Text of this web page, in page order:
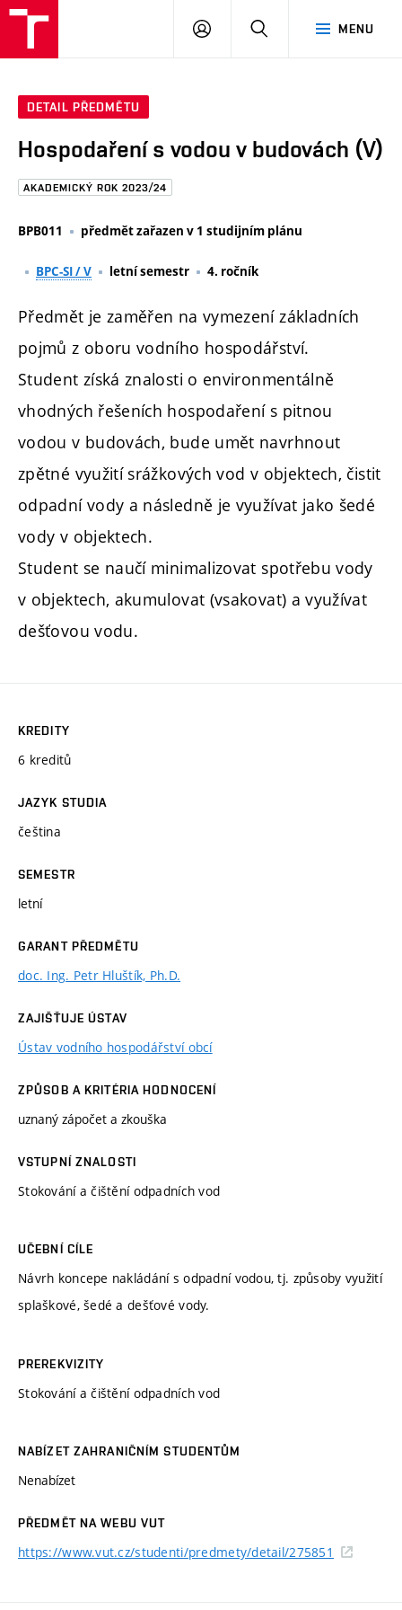
Brno
MENU
PŘIHLÁSIT
DETAIL PŘEDMĚTU
Hospodaření s vodou v budovách (V)
AKADEMICKÝ ROK 2023/24
BPB011 předmět zařazen v 1 studijním plánu
BPC-SI / V letní semestr 4. ročník
Předmět je zaměřen na vymezení základních
pojmů z oboru vodního hospodářství.
Student získá znalosti o environmentálně
vhodných řešeních hospodaření s pitnou
vodou v budovách, bude umět navrhnout
zpětné využití srážkových vod v objektech, čistit
odpadní vody a následně je využívat jako šedé
vody v objektech.
Student se naučí minimalizovat spotřebu vody
v objektech, akumulovat (vsakovat) a využívat
dešťovou vodu.
KREDITY
6 kreditů
JAZYK STUDIA
čeština
SEMESTR
letní
GARANT PŘEDMĚTU
doc. Ing. Petr Hluštík, Ph.D.
ZAJIŠŤUJE ÚSTAV
Ústav vodního hospodářství obcí
ZPŮSOB A KRITÉRIA HODNOCENÍ
uznaný zápočet a zkouška
VSTUPNÍ ZNALOSTI
Stokování a čištění odpadních vod
UČEBNÍ CÍLE
Návrh koncepe nakládání s odpadní vodou, tj. způsoby využití
splaškové, šedé a dešťové vody.
PREREKVIZITY
Stokování a čištění odpadních vod
NABÍZET ZAHRANIČNÍM STUDENTŮM
Nenabízet
PŘEDMĚT NA WEBU VUT
https://www.vut.cz/studenti/predmety/detail/275851